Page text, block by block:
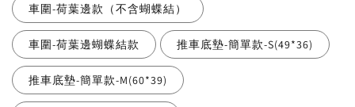
車圍-荷葉邊款（不含蝴蝶結）
車圍-荷葉邊蝴蝶結款 推車底墊-簡單款-S(49*36)
推車底墊-簡單款-M(60*39)